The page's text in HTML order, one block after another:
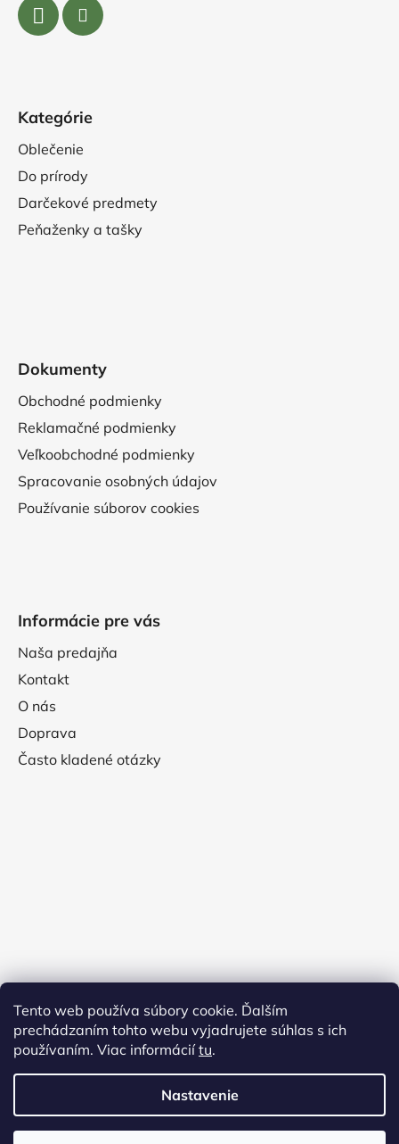
Tento web používa súbory cookie. Ďalším
prechádzaním tohto webu vyjadrujete súhlas s ich
používaním. Viac informáciítu.
Nastavenie
Kategórie
Oblečenie
Do prírody
Darčekové predmety
Peňaženky a tašky
Dokumenty
Obchodné podmienky
Reklamačné podmienky
Veľkoobchodné podmienky
Spracovanie osobných údajov
Používanie súborov cookies
Informácie pre vás
Naša predajňa
Kontakt
O nás
Doprava
Často kladené otázky